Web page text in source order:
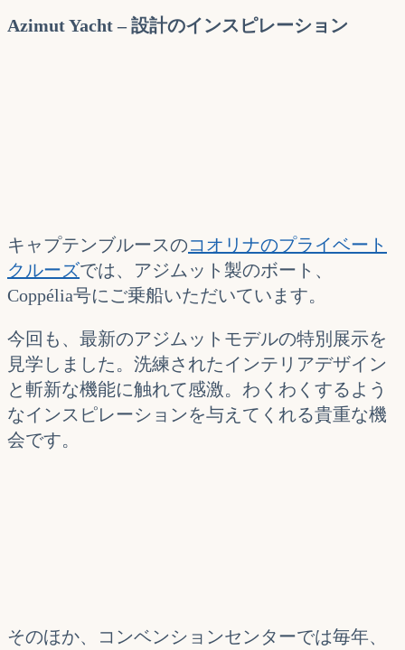
Azimut Yacht – 設計のインスピレーション
キャプテンブルースのコオリナのプライベート
クルーズでは、アジムット製のボート、
Coppélia号にご乗船いただいています。
今回も、最新のアジムットモデルの特別展示を
見学しました。洗練されたインテリアデザイン
と斬新な機能に触れて感激。わくわくするよう
なインスピレーションを与えてくれる貴重な機
会です。
そのほか、コンベンションセンターでは毎年、